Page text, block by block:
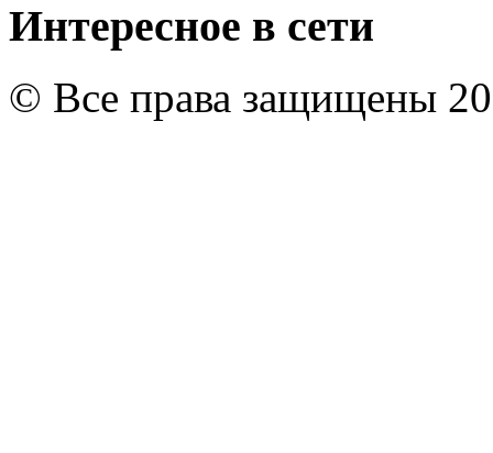
Интересное в сети
© Все права защищены